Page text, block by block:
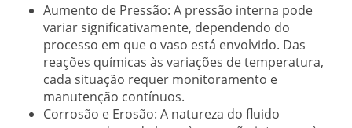
Aumento de Pressão: A pressão interna pode
variar significativamente, dependendo do
processo em que o vaso está envolvido. Das
reações químicas às variações de temperatura,
cada situação requer monitoramento e
manutenção contínuos.
Corrosão e Erosão: A natureza do fluido